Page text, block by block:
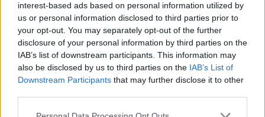
interest-based ads based on personal information utilized by
us or personal information disclosed to third parties prior to
your opt-out. You may separately opt-out of the further
disclosure of your personal information by third parties on the
IAB’s list of downstream participants. This information may
also be disclosed by us to third parties on the IAB’s List of
Downstream Participants that may further disclose it to other